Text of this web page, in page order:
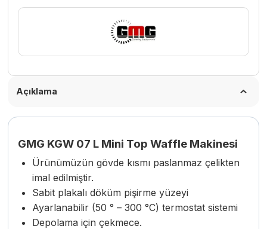
Açıklama
GMG KGW 07 L Mini Top Waffle Makinesi
Ürünümüzün gövde kısmı paslanmaz çelikten
imal edilmiştir.
Sabit plakalı döküm pişirme yüzeyi
Ayarlanabilir (50 ° – 300 °C) termostat sistemi
Depolama için çekmece.